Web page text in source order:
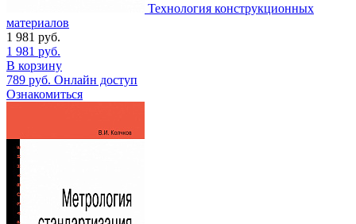
Технология конструкционных
материалов
1 981 руб.
1 981 руб.
В корзину
789 руб. Онлайн доступ
Ознакомиться